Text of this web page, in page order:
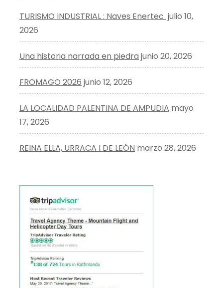
TURISMO INDUSTRIAL : Naves Enertec julio 10,
2026
Una historia narrada en piedra junio 20, 2026
FROMAGO 2026 junio 12, 2026
LA LOCALIDAD PALENTINA DE AMPUDIA mayo
17, 2026
REINA ELLA, URRACA I DE LEÓN marzo 28, 2026